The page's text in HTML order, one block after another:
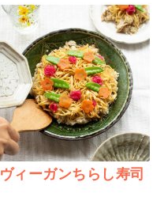
ヴィーガンちらし寿司